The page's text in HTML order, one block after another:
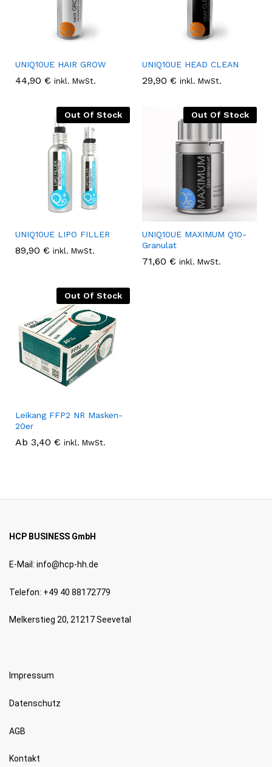
UNIQ10UE HAIR GROW
44,90 € inkl. MwSt.
UNIQ10UE HEAD CLEAN
29,90 € inkl. MwSt.
Out Of Stock
UNIQ10UE LIPO FILLER
89,90 € inkl. MwSt.
Out Of Stock
UNIQ10UE MAXIMUM Q10-
Granulat
71,60 € inkl. MwSt.
Out Of Stock
Leikang FFP2 NR Masken-
20er
Ab 3,40 € inkl. MwSt.
HCP BUSINESS GmbH
E-Mail: info@hcp-hh.de
Telefon: +49 40 88172779
Melkerstieg 20, 21217 Seevetal
Impressum
Datenschutz
AGB
Kontakt